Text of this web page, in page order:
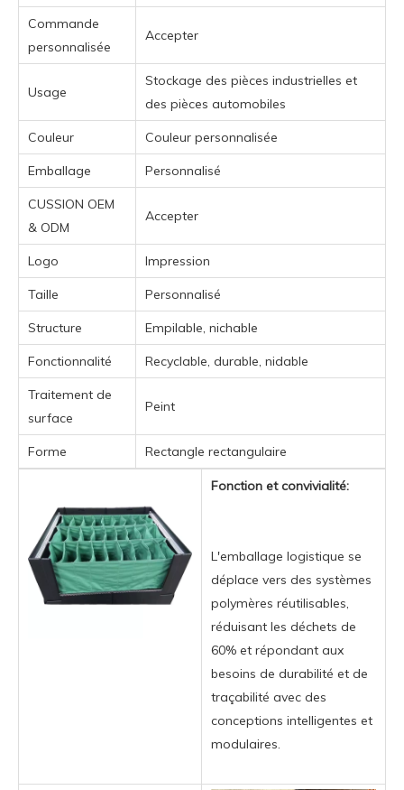
Commande
personnalisée
Accepter
Usage
Stockage des pièces industrielles et
des pièces automobiles
Couleur Couleur personnalisée
Emballage Personnalisé
CUSSION OEM
& ODM
Accepter
Logo Impression
Taille Personnalisé
Structure Empilable, nichable
Fonctionnalité Recyclable, durable, nidable
Traitement de
surface
Peint
Forme Rectangle rectangulaire
Fonction et convivialité:
L'emballage logistique se
déplace vers des systèmes
polymères réutilisables,
réduisant les déchets de
60% et répondant aux
besoins de durabilité et de
traçabilité avec des
conceptions intelligentes et
modulaires.